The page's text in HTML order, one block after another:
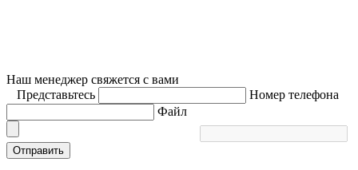
Наш менеджер свяжется с вами
Представьтесь
Номер телефона
Файл
Отправить